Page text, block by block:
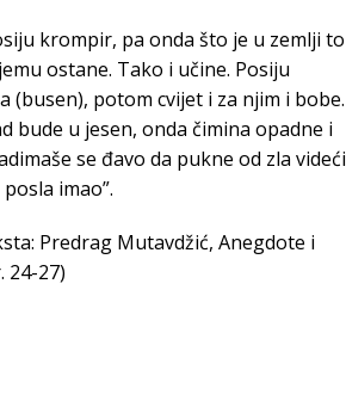
krompir, pa onda što je u zemlji to
ostane. Tako i učine. Posiju
potom cvijet i za njim i bobe.
bude u jesen, onda čimina opadne i
se đavo da pukne od zla videći
imao”.
Predrag Mutavdžić, Anegdote i
24-27)